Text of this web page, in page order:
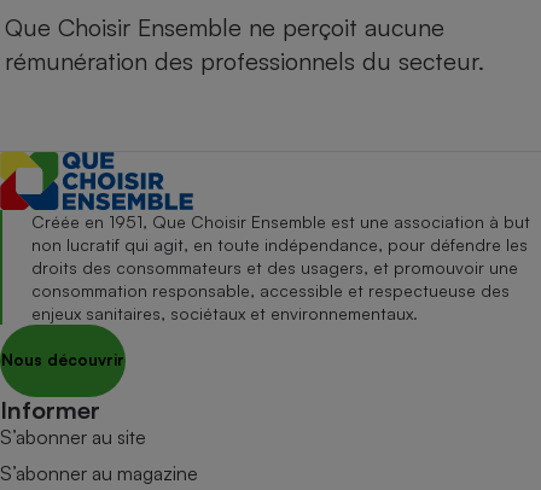
Que Choisir Ensemble ne perçoit aucune
rémunération des professionnels du secteur.
Créée en 1951, Que Choisir Ensemble est une association à but
non lucratif qui agit, en toute indépendance, pour défendre les
droits des consommateurs et des usagers, et promouvoir une
consommation responsable, accessible et respectueuse des
enjeux sanitaires, sociétaux et environnementaux.
Nous découvrir
Informer
S’abonner au site
S’abonner au magazine